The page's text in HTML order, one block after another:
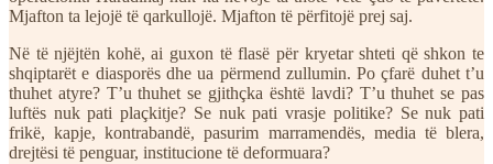
Mjafton ta lejojë të qarkullojë. Mjafton të përfitojë prej saj.
Në të njëjtën kohë, ai guxon të flasë për kryetar shteti që shkon te
shqiptarët e diasporës dhe ua përmend zullumin. Po çfarë duhet t’u
thuhet atyre? T’u thuhet se gjithçka është lavdi? T’u thuhet se pas
luftës nuk pati plaçkitje? Se nuk pati vrasje politike? Se nuk pati
frikë, kapje, kontrabandë, pasurim marramendës, media të blera,
drejtësi të penguar, institucione të deformuara?